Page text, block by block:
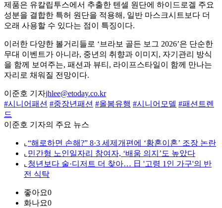
제품은 유칼립투스에서 추출한 텐셀 원단에 하이드로겔 주요
성분을 결합한 특허 원단을 적용해, 일반 마스크시트보다 더
오래 사용할 수 있다는 점이 특징이다.
이러한 다양한 볼거리들로 ‘브라보 골든 보그 2026’은 단순한
무대 이벤트가 아니라, 중년의 취향과 이미지, 자기관리 방식
을 함께 보여주는, 패션과 뷰티, 라이프스타일이 함께 만나는
자리로 채워질 전망이다.
이준호 기자jhlee@etoday.co.kr
#시니어패션 #중장년패션 #올봄유행 #시니어모델 #패션트렌
드
이준호 기자의 주요 뉴스
⌞ “해로하면 손해?” 8·3 세제개편에 ‘황혼이혼’ 조장 논란
⌞ 민간형 노인일자리 참여자, ‘배움 의지’도 높았다
⌞ 청년보다 술·디저트 더 찾아… 日 '고령 1인 가구'의 반
전 식탁
좋아요0
화나요0